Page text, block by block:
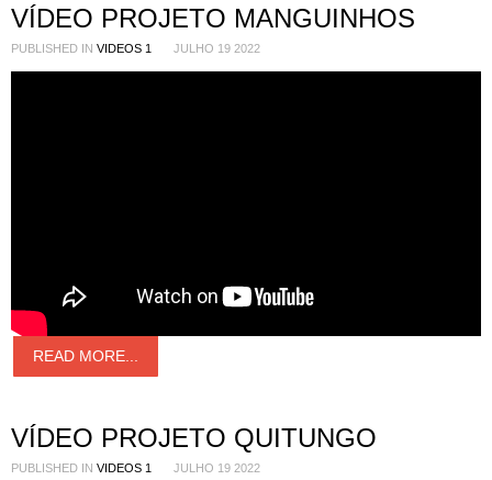
VÍDEO PROJETO MANGUINHOS
PUBLISHED IN VIDEOS 1 JULHO 19 2022
READ MORE...
VÍDEO PROJETO QUITUNGO
PUBLISHED IN VIDEOS 1 JULHO 19 2022